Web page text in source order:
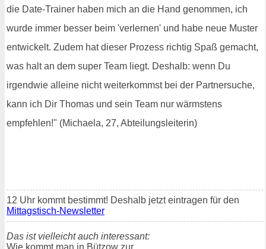
die Date-Trainer haben mich an die Hand genommen, ich
wurde immer besser beim 'verlernen' und habe neue Muster
entwickelt. Zudem hat dieser Prozess richtig Spaß gemacht,
was halt an dem super Team liegt. Deshalb: wenn Du
irgendwie alleine nicht weiterkommst bei der Partnersuche,
kann ich Dir Thomas und sein Team nur wärmstens
empfehlen!" (Michaela, 27, Abteilungsleiterin)
12 Uhr kommt bestimmt! Deshalb jetzt eintragen für den
Mittagstisch-Newsletter
Das ist vielleicht auch interessant:
Wie kommt man in Bützow zur